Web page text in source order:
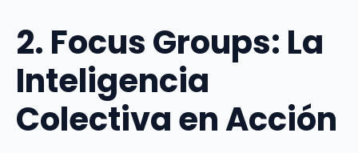
2. Focus Groups: La
Inteligencia
Colectiva en Acción